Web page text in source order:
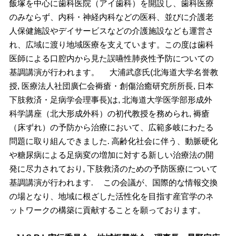
飯塚を中心に歯科医院（アイ歯科）を開設し、歯科医療
のみならず、内科・神経内科などの医科、並びに介護老
人保健施設やデイサービスなどの介護施設なども運営さ
れ、広域に渡り地域医療を支えています。この度は歯科
医師による口腔内から見た誤嚥性肺炎性予防についての
基調講演が行われます。
大浦武彦氏(北海道大学名誉教
授, 医療法人社団廣仁会褥瘡・創傷治癒研究所所長, 日本
下肢救済・足病学会理事長)は, 北海道大学医学部形成外
科学講座（北大形成外科）の初代教授を務められ, 褥瘡
（床ずれ）の予防から治療において、広範多岐にわたる
問題に取り組んできました. 高齢化社会に伴う、動脈硬化
や糖尿病による足病変の増加に対する新しい治療法の開
発に尽力されており, 下肢救済のための予防医療について
基調講演が行われます. この会議が、国際的な情報交換
の場となり、地域に根ざした活性化を目指す産官学のネ
ットワークの構築に貢献することを願っております。